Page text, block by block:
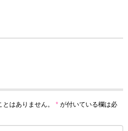
はありません。 * が付いている欄は必